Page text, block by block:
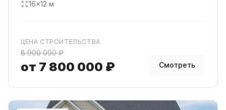
16×12 м
ЦЕНА СТРОИТЕЛЬСТВА
8 900 000 ₽
от 7 800 000 ₽ Смотреть